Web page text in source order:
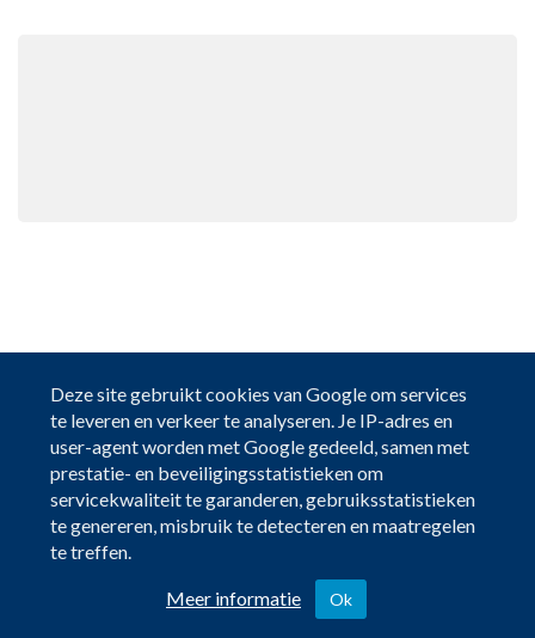
Deze site gebruikt cookies van Google om services
te leveren en verkeer te analyseren. Je IP-adres en
user-agent worden met Google gedeeld, samen met
prestatie- en beveiligingsstatistieken om
servicekwaliteit te garanderen, gebruiksstatistieken
te genereren, misbruik te detecteren en maatregelen
te treffen.
Meer informatie Ok
Contact en informatie